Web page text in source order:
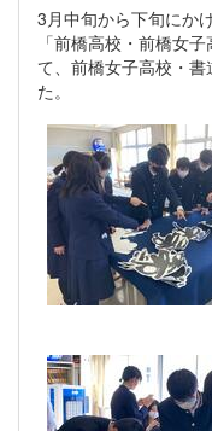
3月中旬から下旬にか
「前橋高校・前橋女
て、前橋女子高校・
た。